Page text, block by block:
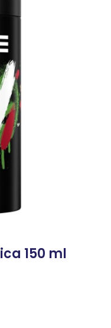
150 ml